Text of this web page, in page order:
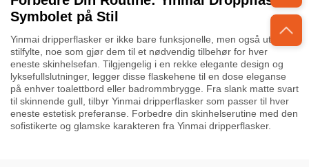
Symbolet på Stil
Yinmai dripperflasker er ikke bare funksjonelle, men også utrolig
stilfylte, noe som gjør dem til et nødvendig tilbehør for hver
eneste skinhelsefan. Tilgjengelig i en rekke elegante design og
lyksefullslutninger, legger disse flaskehene til en dose eleganse
på enhver toalettbord eller badrommbrygge. Fra slank matte svart
til skinnende gull, tilbyr Yinmai dripperflasker som passer til hver
eneste estetisk preferanse. Forbedre din skinhelserutine med den
sofistikerte og glamske karakteren fra Yinmai dripperflasker.